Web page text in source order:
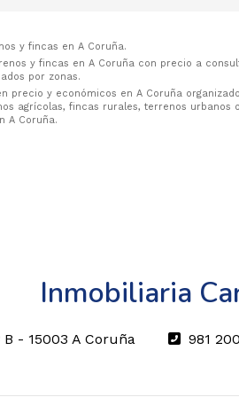
y fincas en A Coruña.
y fincas en A Coruña con precio a
por zonas.
precio y económicos en A Coruña
agrícolas, fincas rurales, terrenos
A Coruña.
Inmobiliaria
B - 15003 A Coruña 981